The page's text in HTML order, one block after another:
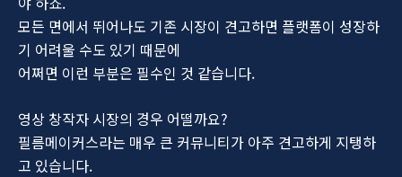
모든 면에서 뛰어나도 기존 시장이 견고하면 플랫폼이 성장하
기 어려울 수도 있기 때문에
어쩌면 이런 부분은 필수인 것 같습니다.
영상 창작자 시장의 경우 어떨까요?
필름메이커스라는 매우 큰 커뮤니티가 아주 견고하게 지탱하
고 있습니다.